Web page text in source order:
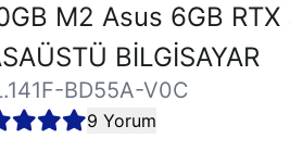
M2 Asus 6GB RTX
BİLGİSAYAR
BD55A-V0C
9 Yorum